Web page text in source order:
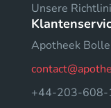
Unsere
Apotheek
+44-203-608-